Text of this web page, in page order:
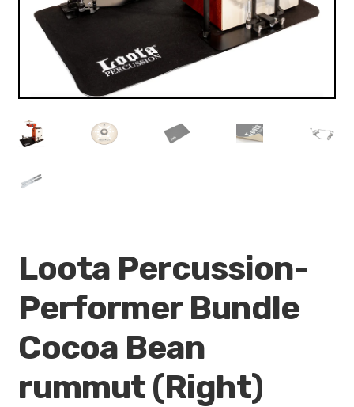
Loota Percussion-
Performer Bundle
Cocoa Bean
rummut (Right)